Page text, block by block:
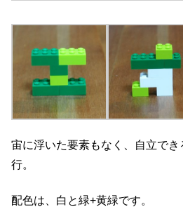
宙に浮いた要素もなく、自立で
行。
配色は、白と緑+黄緑です。